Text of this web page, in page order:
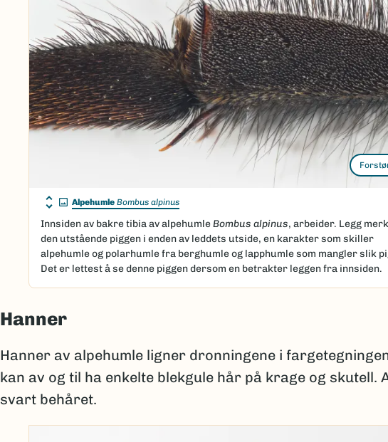
Alpehumle Bombus alpinus
Innsiden av bakre tibia av alpehumleBombus alpinus, arbeider. Legg
den utstående piggen i enden av leddets utside, en karakter som skiller
alpehumle og polarhumle fra berghumle og lapphumle som mangler slik
Det er lettest å se denne piggen dersom en betrakter leggen fra innsiden.
Hanner
Hanner av alpehumle ligner dronningene i
kan av og til ha enkelte blekgule hår på krage og skutell.
svart behåret.